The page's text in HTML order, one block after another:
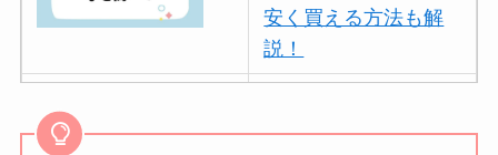
安く買える方法も解
説！
ンはなぜ人気？3つの